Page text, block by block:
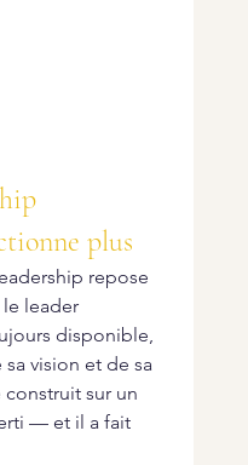
plus
repose
leader
disponible,
vision et de sa
sur un
— et il a fait